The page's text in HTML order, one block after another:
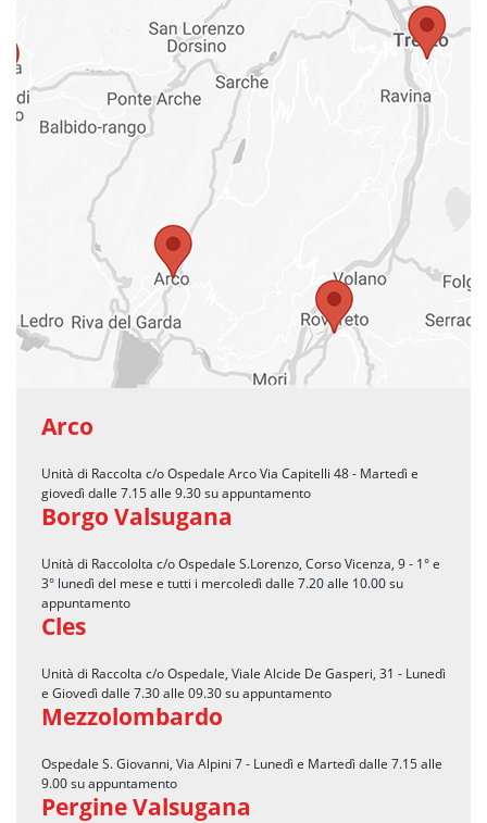
Arco
Unità di Raccolta c/o Ospedale Arco Via Capitelli 48 - Martedì e
giovedì dalle 7.15 alle 9.30 su appuntamento
Borgo Valsugana
Unità di Raccololta c/o Ospedale S.Lorenzo, Corso Vicenza, 9 - 1° e
3° lunedì del mese e tutti i mercoledì dalle 7.20 alle 10.00 su
appuntamento
Cles
Unità di Raccolta c/o Ospedale, Viale Alcide De Gasperi, 31 - Lunedì
e Giovedì dalle 7.30 alle 09.30 su appuntamento
Mezzolombardo
Ospedale S. Giovanni, Via Alpini 7 - Lunedì e Martedì dalle 7.15 alle
9.00 su appuntamento
Pergine Valsugana